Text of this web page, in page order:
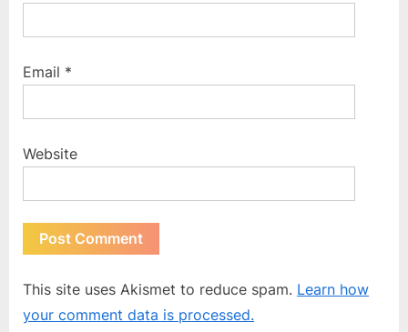
Email *
Website
This site uses Akismet to reduce spam. Learn how
your comment data is processed.